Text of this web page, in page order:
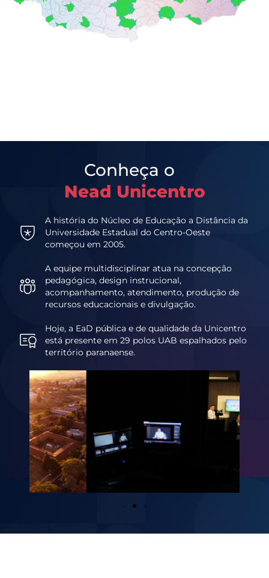
Conheça o
Nead Unicentro
A história do Núcleo de Educação a Distância da
Universidade Estadual do Centro-Oeste
começou em 2005.
A equipe multidisciplinar atua na concepção
pedagógica, design instrucional,
acompanhamento, atendimento, produção de
recursos educacionais e divulgação.
Hoje, a EaD pública e de qualidade da Unicentro
está presente em 29 polos UAB espalhados pelo
território paranaense.